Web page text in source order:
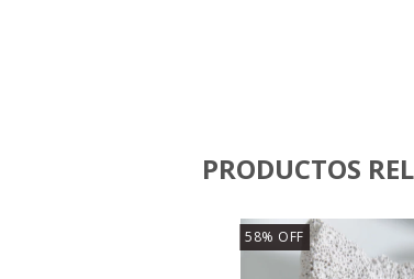
PRODUCTOS
58% OFF